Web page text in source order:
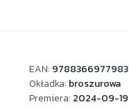
EAN: 9788366977983
Okładka: broszurowa
Premiera: 2024-09-19